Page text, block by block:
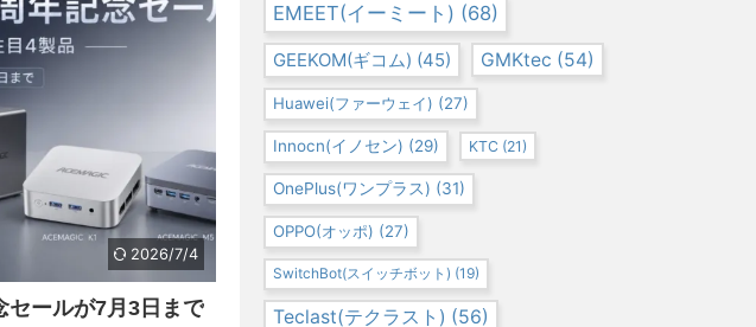
2026/7/4
セールが7月3日まで
EMEET(イーミート) (68)
GEEKOM(ギコム) (45) GMKtec (54)
Huawei(ファーウェイ) (27)
Innocn(イノセン) (29) KTC (21)
OnePlus(ワンプラス) (31)
OPPO(オッポ) (27)
SwitchBot(スイッチボット) (19)
Teclast(テクラスト) (56)